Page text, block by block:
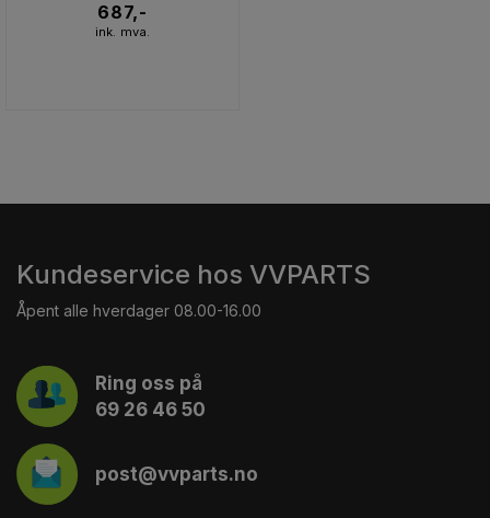
687,-
ink. mva.
Kundeservice hos VVPARTS
Åpent alle hverdager 08.00-16.00
Ring oss på
69 26 46 50
post@vvparts.no